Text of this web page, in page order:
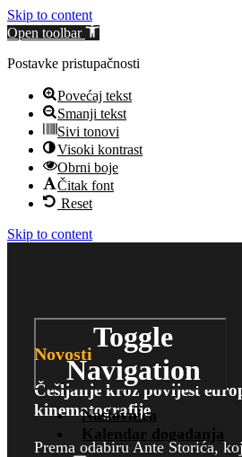
Skip to content
Open toolbar
Postavke pristupačnosti
Povećaj tekst
Smanji tekst
Sivi tonovi
Visoki kontrast
Obrni boje
Čitak font
Reset
Skip to content
Toggle
Navigation
Naslovnica
Kalendar događanja
Novosti
Češljanje kroz povijest
kinematografije
Prema odabiru Ante Storića,